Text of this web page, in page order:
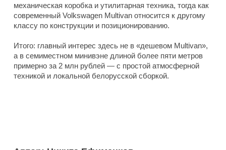
механическая коробка и утилитарная техника, тогда как
современный Volkswagen Multivan относится к другому
классу по конструкции и позиционированию.
Итого: главный интерес здесь не в «дешевом Multivan»,
а в семиместном минивэне длиной более пяти метров
примерно за 2 млн рублей — с простой атмосферной
техникой и локальной белорусской сборкой.